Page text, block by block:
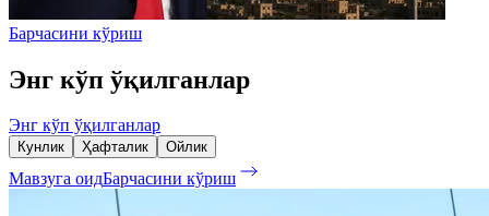
Барчасини кўриш
Энг кўп ўқилганлар
Энг кўп ўқилганлар
Кунлик Ҳафталик Ойлик
Мавзуга оидБарчасини кўриш